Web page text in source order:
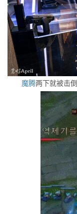
魔腾两下就被击